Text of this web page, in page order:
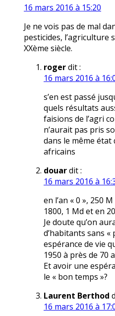
16 mars 2016 à 15:20
Je ne vois pas de mal
pesticides, l’agriculture
XXème siècle.
rogerdit :
16 mars 2016 à
s’en est passé
quels résultats
faisions de l’agri
n’aurait pas pris
dans le même
africains
douardit :
16 mars 2016 à
en l’an « 0 », 250
1800, 1 Md et en
Je doute qu’on
d’habitants sans «
espérance de vie
1950 à près de 70
Et avoir une
le « bon temps »?
Laurent Berthod
16 mars 2016 à